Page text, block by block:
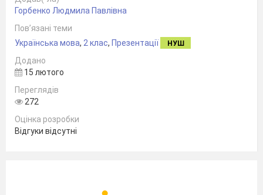
Горбенко Людмила Павлівна
Пов’язані теми
Українська мова, 2 клас, Презентації НУШ
Додано
15 лютого
Переглядів
272
Оцінка розробки
Відгуки відсутні